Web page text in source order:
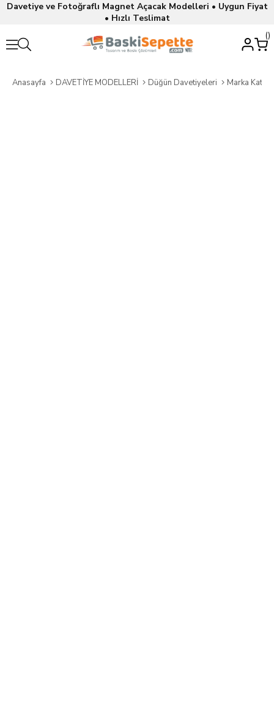
Davetiye ve Fotoğraflı Magnet Açacak Modelleri • Uygun Fiyat
• Hızlı Teslimat
Anasayfa DAVETİYE MODELLERİ Düğün Davetiyeleri Marka